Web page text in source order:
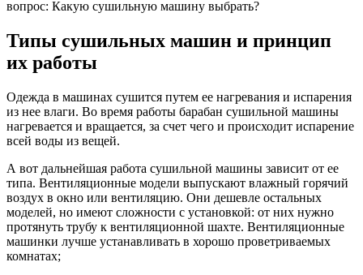
вопрос: Какую сушильную машину выбрать?
Типы сушильных машин и принцип
их работы
Одежда в машинах сушится путем ее нагревания и испарения
из нее влаги. Во время работы барабан сушильной машины
нагревается и вращается, за счет чего и происходит испарение
всей воды из вещей.
А вот дальнейшая работа сушильной машины зависит от ее
типа. Вентиляционные модели выпускают влажный горячий
воздух в окно или вентиляцию. Они дешевле остальных
моделей, но имеют сложности с установкой: от них нужно
протянуть трубу к вентиляционной шахте. Вентиляционные
машинки лучше устанавливать в хорошо проветриваемых
комнатах;